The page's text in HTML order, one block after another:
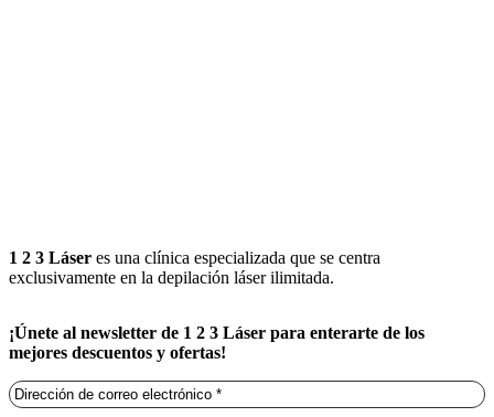
1 2 3 Láser es una clínica especializada que se centra
exclusivamente en la depilación láser ilimitada.
¡Únete al newsletter de 1 2 3 Láser para enterarte de los
mejores descuentos y ofertas!